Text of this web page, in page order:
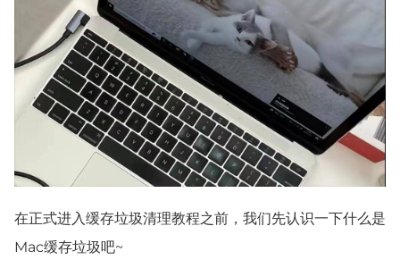
在正式进入缓存垃圾清理教程之前，我们先认识一下什么是
Mac缓存垃圾吧~